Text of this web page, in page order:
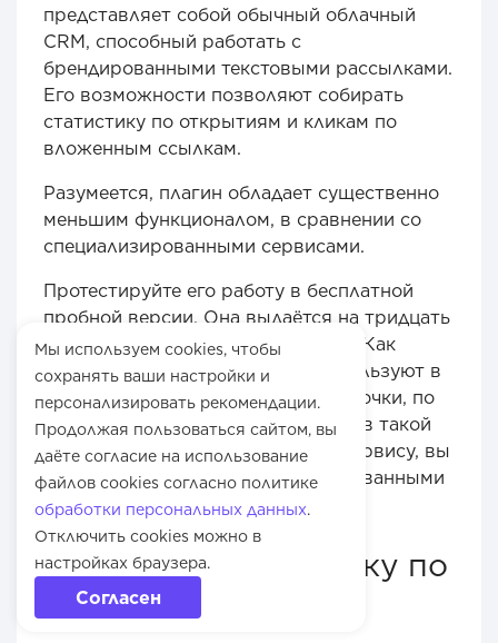
Мы используем cookies, чтобы
сохранять ваши настройки и
персонализировать рекомендации.
Продолжая пользоваться сайтом, вы
даёте согласие на использование
файлов cookies согласно политике
обработки персональных данных.
Отключить cookies можно в
настройках браузера.
Согласен
представляет собой обычный облачный
CRM, способный работать с
брендированными текстовыми рассылками.
Его возможности позволяют собирать
статистику по открытиям и кликам по
вложенным ссылкам.
Разумеется, плагин обладает существенно
меньшим функционалом, в сравнении со
специализированными сервисами.
Протестируйте его работу в бесплатной
пробной версии. Она выдаётся на тридцать
дней, так что времени вам хватит. Как
правило, подобные решения используют в
качестве одного из элементов цепочки, по
которой идёт рассылка. Подключив такой
плагин к специализированному сервису, вы
сможете работать с автоматизированными
маркетинговыми рассылками.
Как сделать рассылку по
почте Gmail?